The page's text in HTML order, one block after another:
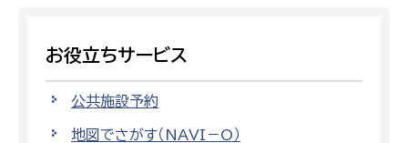
お役立ちサービス
公共施設予約
地図でさがす（NAVI－O）